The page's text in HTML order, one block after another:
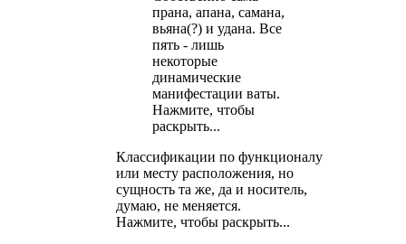
прана, апана, самана,
вьяна(?) и удана. Все
пять - лишь
некоторые
динамические
манифестации ваты.
Нажмите, чтобы
раскрыть...
Классификации по функционалу
или месту расположения, но
сущность та же, да и носитель,
думаю, не меняется.
Нажмите, чтобы раскрыть...